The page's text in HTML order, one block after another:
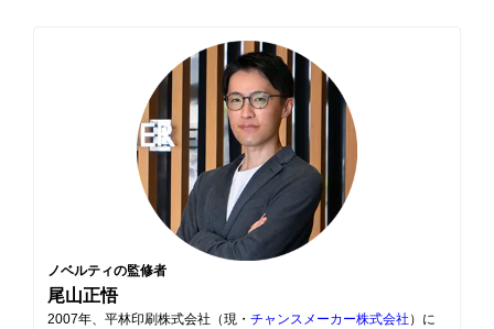
ノベルティの監修者
尾山正悟
2007年、平林印刷株式会社（現・ チャンスメーカー株式会社 ）に